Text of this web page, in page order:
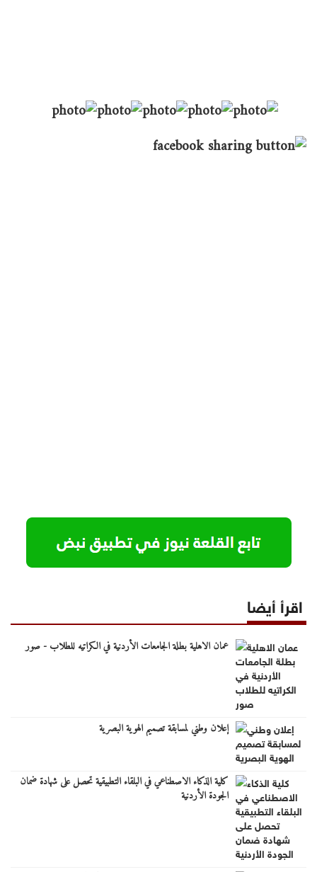
اقرأ أيضا
عمان الاهلية بطلة الجامعات الأردنية في الكراتيه للطلاب - صور
إعلان وطني لمسابقة تصميم الهوية البصرية
كلية الذكاء الاصطناعي في البلقاء التطبيقية تحصل على شهادة ضمان
الجودة الأردنية